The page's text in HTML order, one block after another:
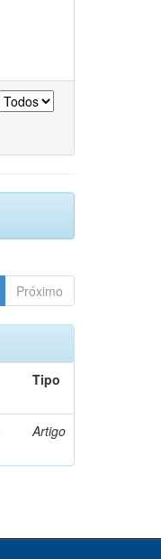
Próximo
Tipo
Artigo